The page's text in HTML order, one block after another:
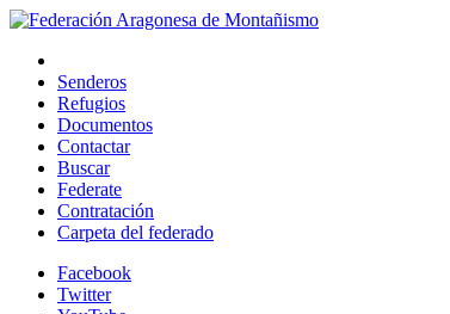
Senderos
Refugios
Documentos
Contactar
Buscar
Federate
Contratación
Carpeta del federado
Facebook
Twitter